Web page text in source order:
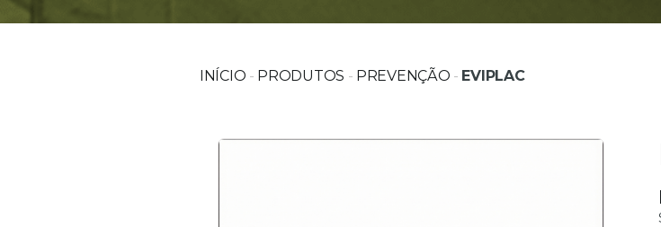
INÍCIO - PRODUTOS - PREVENÇÃO - EVIPLAC